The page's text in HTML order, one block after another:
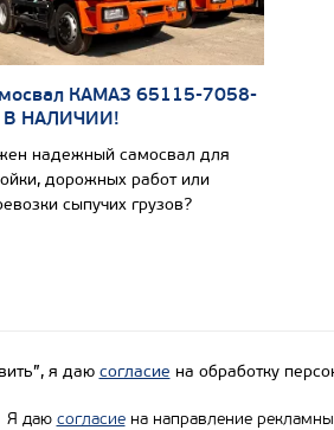
КАМАЗ 65115-7058-
В НАЛИЧИИ!
надежный самосвал для
дорожных работ или
сыпучих грузов?
я даю согласие на обработку
Я даю согласиена направление